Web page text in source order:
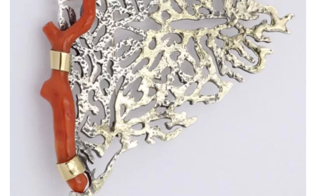
ΚΑΤΑΣΤΉΜΑΤΑ
ΔΗΜΟΣΙΕΎΣΕΙΣ
ΕΠΙΚΟΙΝΩΝΊΑ
Ο ΛΟΓΑΡΙΑΣΜΌΣ ΜΟΥ
ΚΑΛΆΘΙ ΑΓΟΡΏΝ
ΑΠΟΣΤΟΛΈΣ/ΕΠΙΣΤΡΟΦΈΣ